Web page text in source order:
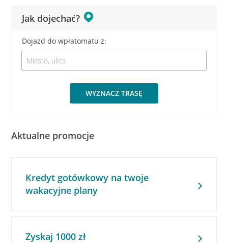
Jak dojechać?
Dojazd do wpłatomatu z:
WYZNACZ TRASĘ
Aktualne promocje
Kredyt gotówkowy na twoje
wakacyjne plany
Zyskaj 1000 zł